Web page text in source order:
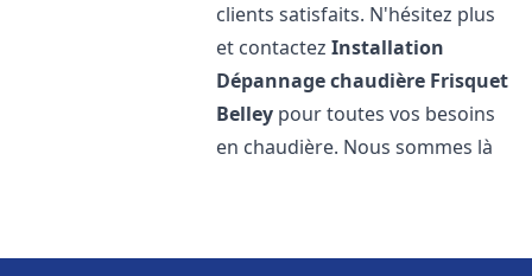
clients satisfaits. N'hésitez plus
et contactezInstallation
Dépannage chaudière Frisquet
Belley pour toutes vos besoins
en chaudière. Nous sommes là